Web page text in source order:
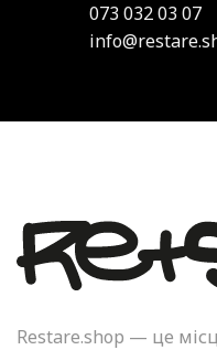
073 032 03 07
Restare.shop — це